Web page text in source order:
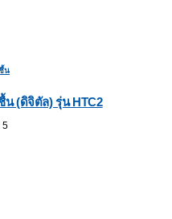
น
(ดิจิตัล) รุ่น HTC2
5